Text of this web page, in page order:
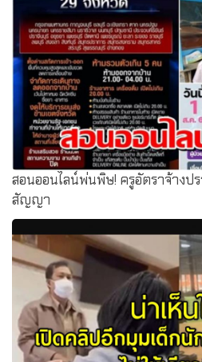
สอนออนไลน์พ่นพิษ! ครูอัตราจ้างป
สัญญา